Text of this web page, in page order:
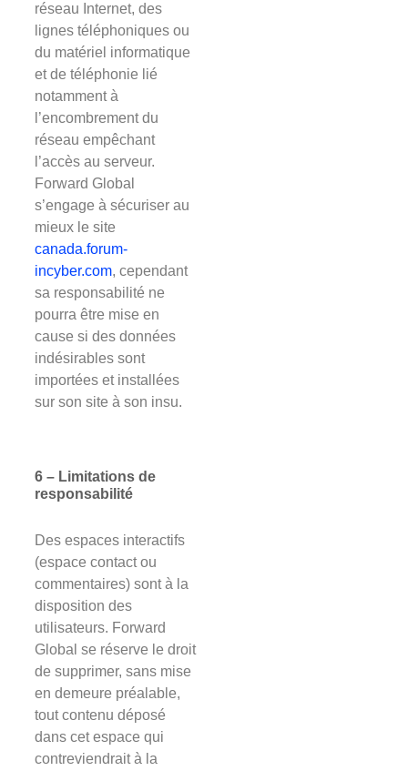
réseau Internet, des
lignes téléphoniques ou
du matériel informatique
et de téléphonie lié
notamment à
l’encombrement du
réseau empêchant
l’accès au serveur.
Forward Global
s’engage à sécuriser au
mieux le site
canada.forum-
incyber.com, cependant
sa responsabilité ne
pourra être mise en
cause si des données
indésirables sont
importées et installées
sur son site à son insu.
6 – Limitations de
responsabilité
Des espaces interactifs
(espace contact ou
commentaires) sont à la
disposition des
utilisateurs. Forward
Global se réserve le droit
de supprimer, sans mise
en demeure préalable,
tout contenu déposé
dans cet espace qui
contreviendrait à la